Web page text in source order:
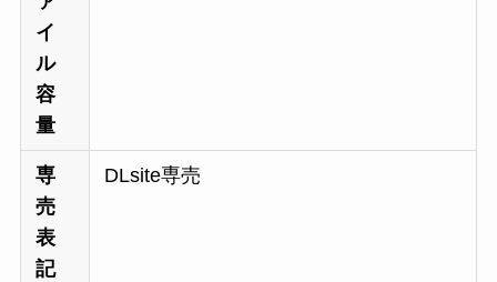
イ
ル
容
量
専
売
表
記
DLsite専売